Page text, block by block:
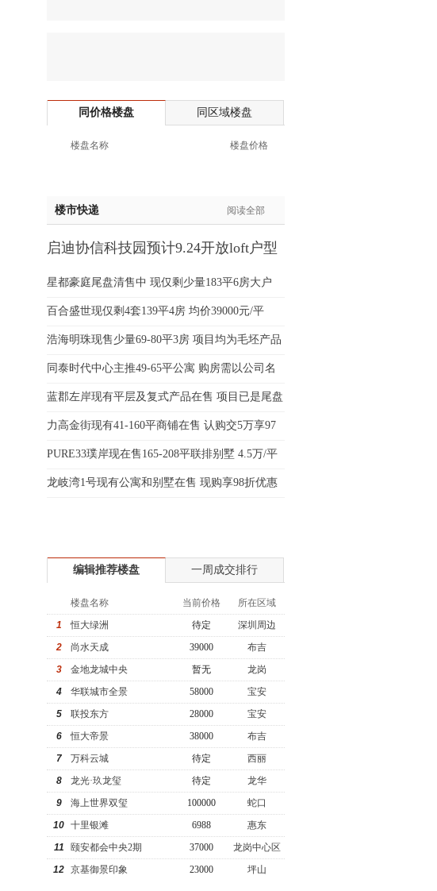
邓先生:138****8083
陈先生:159****3332
周先生:138****8967
林女士:136****3668
郑先生:136****9618
魏女士:138****0324
吴先生:139****9780
蔡女士:138****2322
魏女士:183****9105
钱先生:139****7316
姚先生:137****6367
于女士:182****8478
同价格楼盘 同区域楼盘
楼盘名称 楼盘价格
楼市快递 阅读全部
启迪协信科技园预计9.24开放loft户型
星都豪庭尾盘清售中 现仅剩少量183平6房大户
百合盛世现仅剩4套139平4房 均价39000元/平
浩海明珠现售少量69-80平3房 项目均为毛坯产品
同泰时代中心主推49-65平公寓 购房需以公司名
义
蓝郡左岸现有平层及复式产品在售 项目已是尾盘
力高金街现有41-160平商铺在售 认购交5万享97
折
PURE33璞岸现在售165-208平联排别墅 4.5万/平
起
龙岐湾1号现有公寓和别墅在售 现购享98折优惠
编辑推荐楼盘 一周成交排行
楼盘名称 当前价格
所在区域
1
恒大绿洲 待定
深圳周边
2
尚水天成 39000
布吉
3
金地龙城中央 暂无
龙岗
4
华联城市全景 58000
宝安
5
联投东方 28000
宝安
6
恒大帝景 38000
布吉
7
万科云城 待定
西丽
8
龙光·玖龙玺 待定
龙华
9
海上世界双玺 100000
蛇口
10 十里银滩 6988
惠东
11
颐安都会中央2期 37000
龙岗中心区
12 京基御景印象 23000 坪山